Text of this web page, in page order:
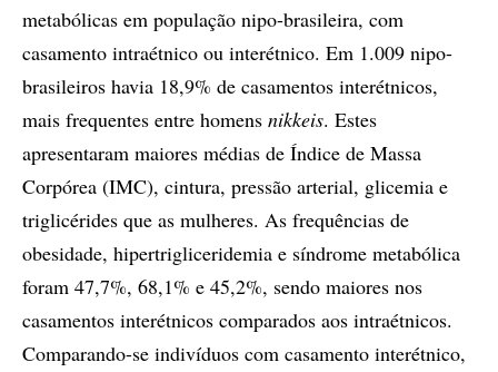
metabólicas em população nipo-brasileira, com
casamento intraétnico ou interétnico. Em 1.009 nipo-
brasileiros havia 18,9% de casamentos interétnicos,
mais frequentes entre homens nikkeis. Estes
apresentaram maiores médias de Índice de Massa
Corpórea (IMC), cintura, pressão arterial, glicemia e
triglicérides que as mulheres. As frequências de
obesidade, hipertrigliceridemia e síndrome metabólica
foram 47,7%, 68,1% e 45,2%, sendo maiores nos
casamentos interétnicos comparados aos intraétnicos.
Comparando-se indivíduos com casamento interétnico,